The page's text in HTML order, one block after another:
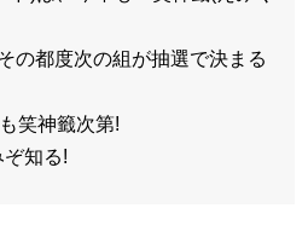
の都度次の組が抽選で決まる
笑神籤次第!
知る!